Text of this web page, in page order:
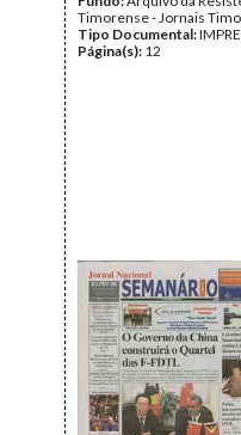
Timorense - Jornais
Tipo Documental:
Página(s): 12